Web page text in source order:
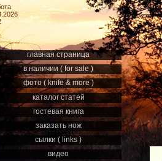
главная страница
в наличии ( for sale )
фото ( knife & more )
каталог статей
гостевая книга
заказать нож
сылки ( links )
видео